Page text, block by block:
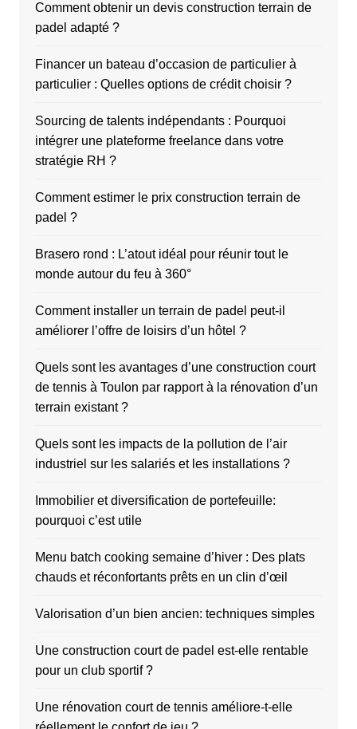
Comment obtenir un devis construction terrain de
padel adapté ?
Financer un bateau d’occasion de particulier à
particulier : Quelles options de crédit choisir ?
Sourcing de talents indépendants : Pourquoi
intégrer une plateforme freelance dans votre
stratégie RH ?
Comment estimer le prix construction terrain de
padel ?
Brasero rond : L’atout idéal pour réunir tout le
monde autour du feu à 360°
Comment installer un terrain de padel peut-il
améliorer l’offre de loisirs d’un hôtel ?
Quels sont les avantages d’une construction court
de tennis à Toulon par rapport à la rénovation d’un
terrain existant ?
Quels sont les impacts de la pollution de l’air
industriel sur les salariés et les installations ?
Immobilier et diversification de portefeuille:
pourquoi c’est utile
Menu batch cooking semaine d’hiver : Des plats
chauds et réconfortants prêts en un clin d’œil
Valorisation d’un bien ancien: techniques simples
Une construction court de padel est-elle rentable
pour un club sportif ?
Une rénovation court de tennis améliore-t-elle